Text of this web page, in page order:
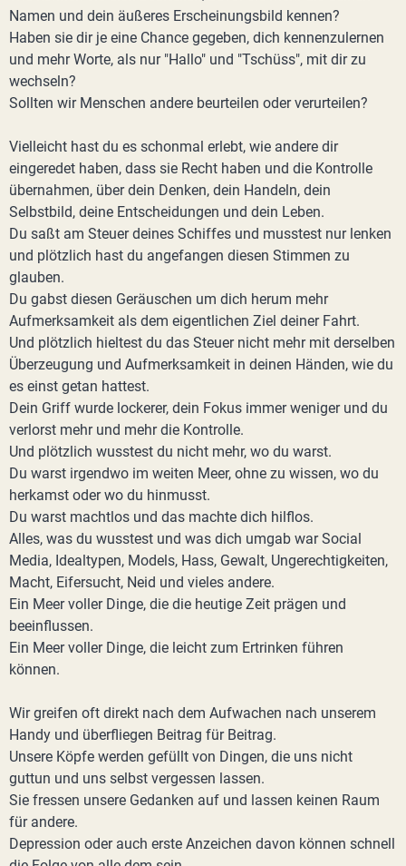
Namen und dein äußeres Erscheinungsbild kennen?
Haben sie dir je eine Chance gegeben, dich kennenzulernen
und mehr Worte, als nur "Hallo" und "Tschüss", mit dir zu
wechseln?
Sollten wir Menschen andere beurteilen oder verurteilen?
Vielleicht hast du es schonmal erlebt, wie andere dir
eingeredet haben, dass sie Recht haben und die Kontrolle
übernahmen, über dein Denken, dein Handeln, dein
Selbstbild, deine Entscheidungen und dein Leben.
Du saßt am Steuer deines Schiffes und musstest nur lenken
und plötzlich hast du angefangen diesen Stimmen zu
glauben.
Du gabst diesen Geräuschen um dich herum mehr
Aufmerksamkeit als dem eigentlichen Ziel deiner Fahrt.
Und plötzlich hieltest du das Steuer nicht mehr mit derselben
Überzeugung und Aufmerksamkeit in deinen Händen, wie du
es einst getan hattest.
Dein Griff wurde lockerer, dein Fokus immer weniger und du
verlorst mehr und mehr die Kontrolle.
Und plötzlich wusstest du nicht mehr, wo du warst.
Du warst irgendwo im weiten Meer, ohne zu wissen, wo du
herkamst oder wo du hinmusst.
Du warst machtlos und das machte dich hilflos.
Alles, was du wusstest und was dich umgab war Social
Media, Idealtypen, Models, Hass, Gewalt, Ungerechtigkeiten,
Macht, Eifersucht, Neid und vieles andere.
Ein Meer voller Dinge, die die heutige Zeit prägen und
beeinflussen.
Ein Meer voller Dinge, die leicht zum Ertrinken führen
können.
Wir greifen oft direkt nach dem Aufwachen nach unserem
Handy und überfliegen Beitrag für Beitrag.
Unsere Köpfe werden gefüllt von Dingen, die uns nicht
guttun und uns selbst vergessen lassen.
Sie fressen unsere Gedanken auf und lassen keinen Raum
für andere.
Depression oder auch erste Anzeichen davon können schnell